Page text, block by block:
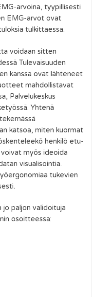
arvoina, tyypillisesti
EMG-arvot ovat
tulkittaessa.
voidaan sitten
Tulevaisuuden
kanssa ovat lähteneet
mahdollistavat
Palvelukeskus
Yhtenä
katsoa, miten kuormat
henkilö etu-
myös ideoida
visualisointia.
tukevien
paljon validoituja
osoitteessa: